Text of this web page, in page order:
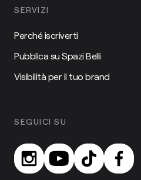
SERVIZI
Perché iscriverti
Pubblica su Spazi Belli
Visibilità per il tuo brand
SEGUICI SU